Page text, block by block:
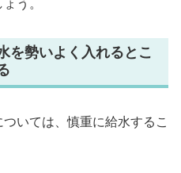
う。
を勢いよく入れるとこ
いては、慎重に給水するこ